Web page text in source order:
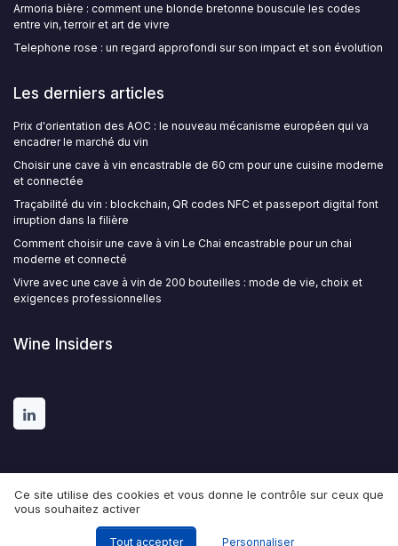
Armoria bière : comment une blonde bretonne bouscule les codes
entre vin, terroir et art de vivre
Telephone rose : un regard approfondi sur son impact et son évolution
Les derniers articles
Prix d'orientation des AOC : le nouveau mécanisme européen qui va
encadrer le marché du vin
Choisir une cave à vin encastrable de 60 cm pour une cuisine moderne
et connectée
Traçabilité du vin : blockchain, QR codes NFC et passeport digital font
irruption dans la filière
Comment choisir une cave à vin Le Chai encastrable pour un chai
moderne et connecté
Vivre avec une cave à vin de 200 bouteilles : mode de vie, choix et
exigences professionnelles
Wine Insiders
Mentions légales
© Wine Insiders 2026
Ce site utilise des cookies et vous donne le contrôle sur ceux que
vous souhaitez activer
Tout accepter Personnaliser